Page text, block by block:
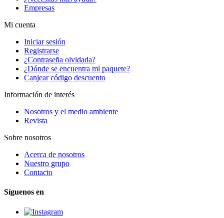
Empresas
Mi cuenta
Iniciar sesión
Registrarse
¿Contraseña olvidada?
¿Dónde se encuentra mi paquete?
Canjear código descuento
Información de interés
Nosotros y el medio ambiente
Revista
Sobre nosotros
Acerca de nosotros
Nuestro grupo
Contacto
Síguenos en